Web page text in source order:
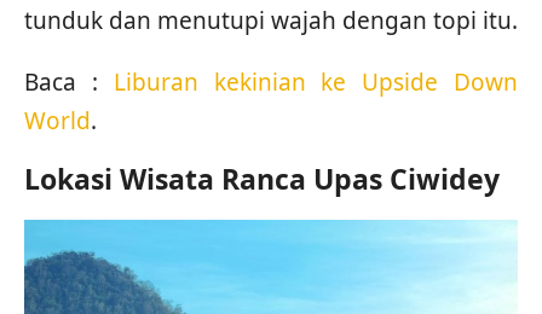
tunduk dan menutupi wajah dengan topi itu.
Baca : Liburan kekinian ke Upside Down
World.
Lokasi Wisata Ranca Upas Ciwidey